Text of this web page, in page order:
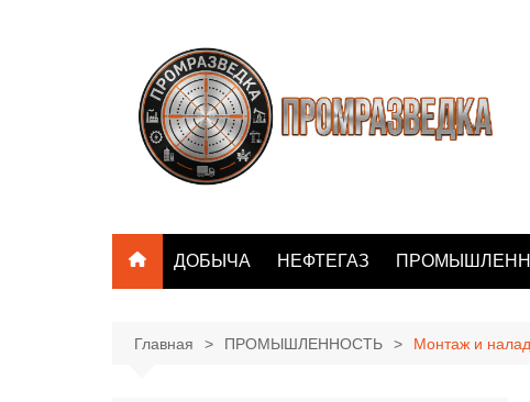
ДОБЫЧА НЕФТЕГАЗ
Главная ПРОМЫШЛЕННОСТЬ Монтаж и